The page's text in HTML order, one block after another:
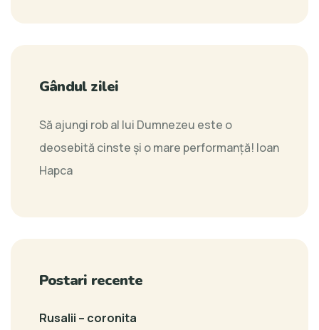
Gândul zilei
Să ajungi rob al lui Dumnezeu este o
deosebită cinste și o mare performanță! Ioan
Hapca
Postari recente
Rusalii – coronita